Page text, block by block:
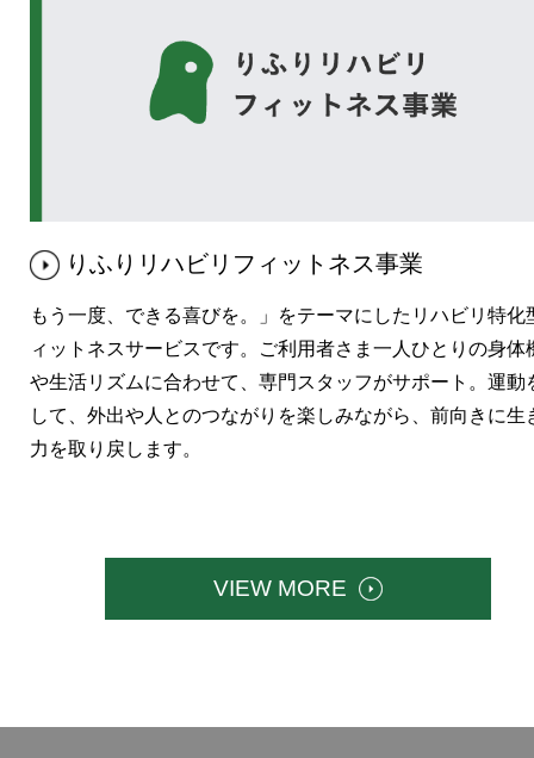
りふりリハビリフィットネス事業
もう一度、できる喜びを。」をテーマにしたリハビリ特化
ィットネスサービスです。ご利用者さま一人ひとりの身体
や生活リズムに合わせて、専門スタッフがサポート。運動
して、外出や人とのつながりを楽しみながら、前向きに生
力を取り戻します。
VIEW MORE